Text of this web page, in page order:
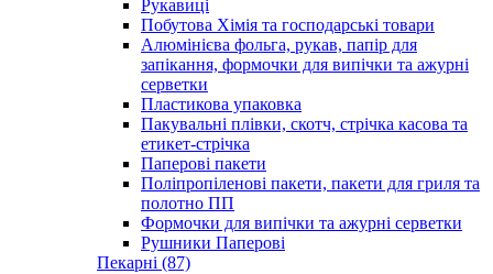
Рукавиці
Побутова Хімія та господарські товари
Алюмінієва фольга, рукав, папір для
запікання, формочки для випічки та ажурні
серветки
Пластикова упаковка
Пакувальні плівки, скотч, стрічка касова та
етикет-стрічка
Паперові пакети
Поліпропіленові пакети, пакети для гриля та
полотно ПП
Формочки для випічки та ажурні серветки
Рушники Паперові
Пекарні (87)